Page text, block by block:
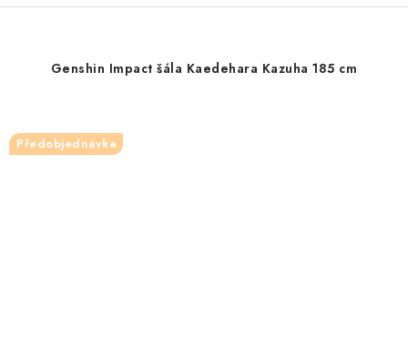
Genshin Impact šála Kaedehara Kazuha 185 cm
Předobjednávka